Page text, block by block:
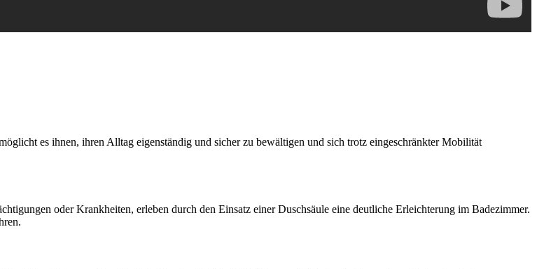
es ihnen, ihren Alltag eigenständig und sicher zu bewältigen und sich trotz eingeschränkter Mobilität
oder Krankheiten, erleben durch den Einsatz einer Duschsäule eine deutliche Erleichterung im Badezimmer.